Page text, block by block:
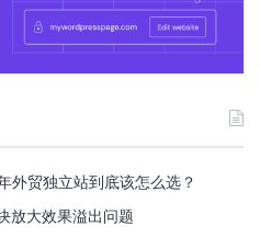
外贸独立站到底该怎么选？
放大效果溢出问题